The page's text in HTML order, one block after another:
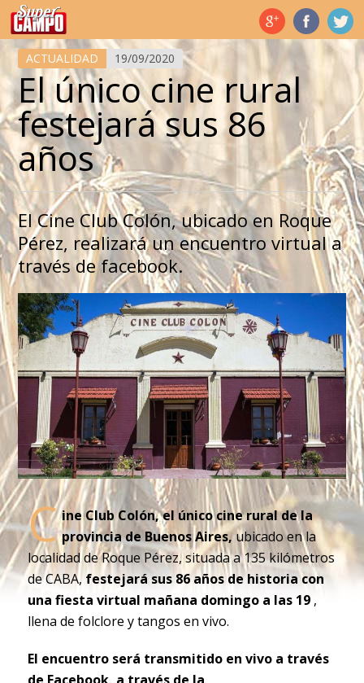
Temas de hoy
ACTUALIDAD 19/09/2020
El único cine rural
festejará sus 86
años
El Cine Club Colón, ubicado en Roque
Pérez, realizará un encuentro virtual a
través de facebook.
C ine Club Colón, el único cine rural de la
provincia de Buenos Aires,ubicado en la
localidad de Roque Pérez, situada a 135 kilómetros
de CABA,festejarásus 86 años de historia con
una fiesta virtual mañana domingo a las 19 ,
llena de folclore y tangos en vivo.
El encuentro será transmitido en vivo a través